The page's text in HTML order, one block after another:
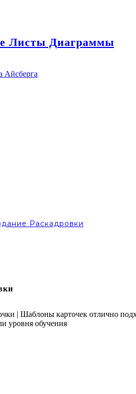
Листы Диаграммы
Раскадровки
| Шаблоны карточек отлично
уровня обучения